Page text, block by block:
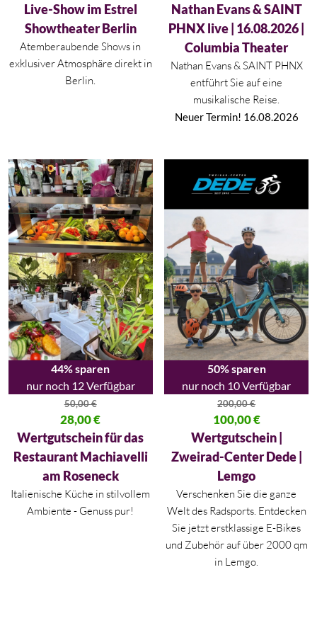
Aktueller Preis ist: 76,00 €.
Live-Show im Estrel
Showtheater Berlin
Atemberaubende Shows in
exklusiver Atmosphäre direkt in
Berlin.
Aktueller Preis ist: 25,00 €.
Nathan Evans & SAINT
PHNX live | 16.08.2026 |
Columbia Theater
Nathan Evans & SAINT PHNX
entführt Sie auf eine
musikalische Reise.
Neuer Termin! 16.08.2026
44% sparen
nur noch 12 Verfügbar
50,00€
Ursprünglicher Preis war: 50,00 €
28,00€
Aktueller Preis ist: 28,00 €.
Wertgutschein für das
Restaurant Machiavelli
am Roseneck
Italienische Küche in stilvollem
Ambiente - Genuss pur!
50% sparen
nur noch 10 Verfügbar
200,00€
Ursprünglicher Preis war:
100,00€
Aktueller Preis ist: 100,00 €.
Wertgutschein |
Zweirad-Center Dede |
Lemgo
Verschenken Sie die ganze
Welt des Radsports. Entdecken
Sie jetzt erstklassige E-Bikes
und Zubehör auf über 2000 qm
in Lemgo.